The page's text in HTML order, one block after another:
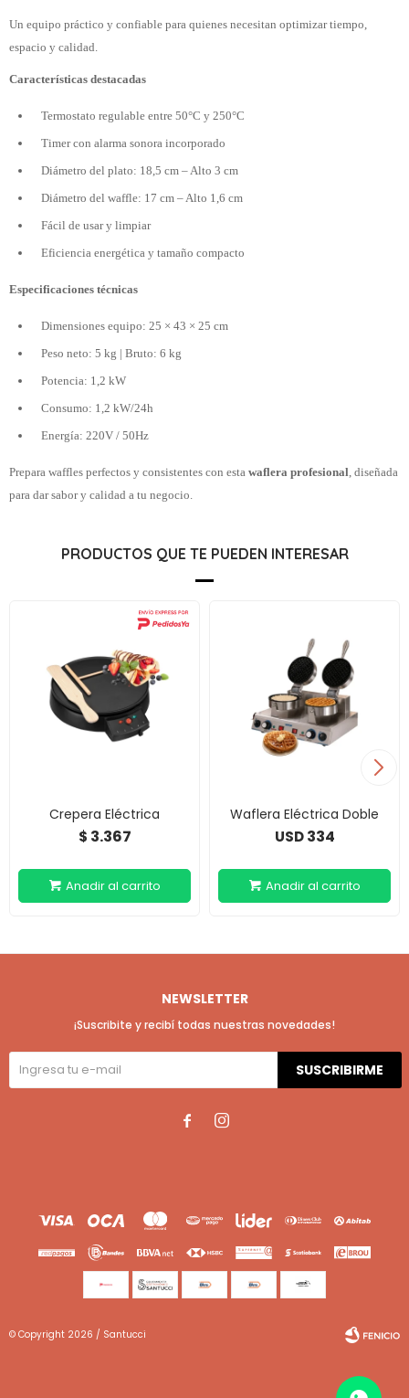
Un equipo práctico y confiable para quienes necesitan optimizar tiempo,
espacio y calidad.
Características destacadas
Termostato regulable entre 50°C y 250°C
Timer con alarma sonora incorporado
Diámetro del plato: 18,5 cm – Alto 3 cm
Diámetro del waffle: 17 cm – Alto 1,6 cm
Fácil de usar y limpiar
Eficiencia energética y tamaño compacto
Especificaciones técnicas
Dimensiones equipo: 25 × 43 × 25 cm
Peso neto: 5 kg | Bruto: 6 kg
Potencia: 1,2 kW
Consumo: 1,2 kW/24h
Energía: 220V / 50Hz
Prepara waffles perfectos y consistentes con esta waflera profesional, diseñada
para dar sabor y calidad a tu negocio.
PRODUCTOS QUE TE PUEDEN INTERESAR
Crepera Eléctrica
$ 3.367
Waflera Eléctrica Doble
USD 334
NEWSLETTER
¡Suscribite y recibí todas nuestras novedades!
SUSCRIBIRME
 
© Copyright 2026 / Santucci